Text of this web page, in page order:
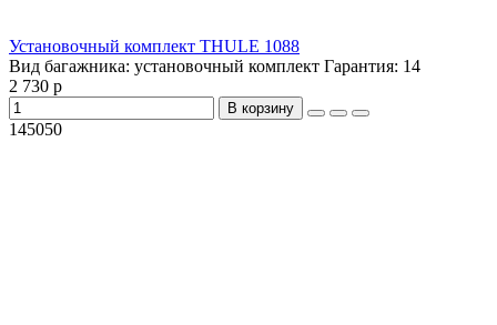
Установочный комплект THULE 1088
Вид багажника: установочный комплект Гарантия: 14
2 730 р
В корзину
145050